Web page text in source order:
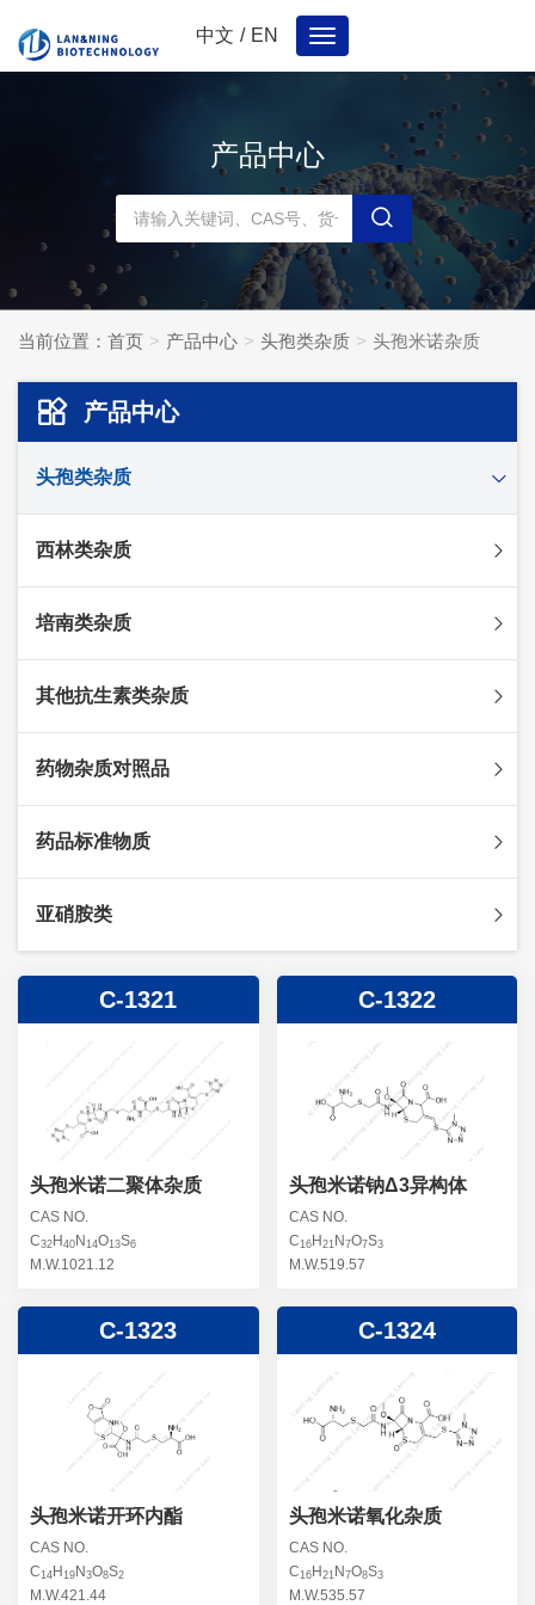
中文 / EN
Toggle
navigation
产品中心
当前位置： 首页 产品中心 头孢类杂质 头孢米诺杂质
产品中心
头孢类杂质
头孢唑林杂质
头孢他啶杂质
头孢米诺杂质
头孢吡肟杂质
头孢地嗪钠杂质
头孢曲松钠杂质
头孢他美酯杂质
青霉素杂质
头孢羟氨苄杂质
头孢西丁杂质
头孢卡品酯杂质
头孢唑肟杂质
西林类杂质
苯唑西林杂质
替卡西林杂质
阿洛西林杂质
美洛西林杂质
培南类杂质
多立培南杂质
厄他培南杂质
多尼培南杂质
其他抗生素类杂质
利福平杂质
苄丝肼杂质
克拉霉素杂质
克拉维酸钾杂质
卡络磺钠杂质
替加环素杂质
土霉素杂质
林可霉素杂质
药物杂质对照品
杂质对照品
药品标准物质
亚硝胺类
C-1321
头孢米诺二聚体杂质
CAS NO.
C32 H 40 N 14O13S6
M.W.1021.12
C-1322
头孢米诺钠Δ3异构体
CAS NO.
C16H 21 N 7O7S3
M.W.519.57
C-1323
头孢米诺开环内酯
CAS NO.
C14 H 19 N 3O8S2
M.W.421.44
C-1324
头孢米诺氧化杂质
CAS NO.
C16H 21 N 7O8S3
M.W.535.57